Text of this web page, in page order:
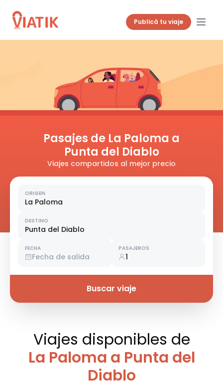
Publicá tu viaje
Pasajes de La Paloma a
Punta del Diablo
Viajes compartidos al mejor precio
ORIGEN
La Paloma
DESTINO
Punta del Diablo
FECHA
Fecha de salida
PASAJEROS
1
Buscar viaje
Viajes disponibles de
La Paloma a Punta del
Diablo